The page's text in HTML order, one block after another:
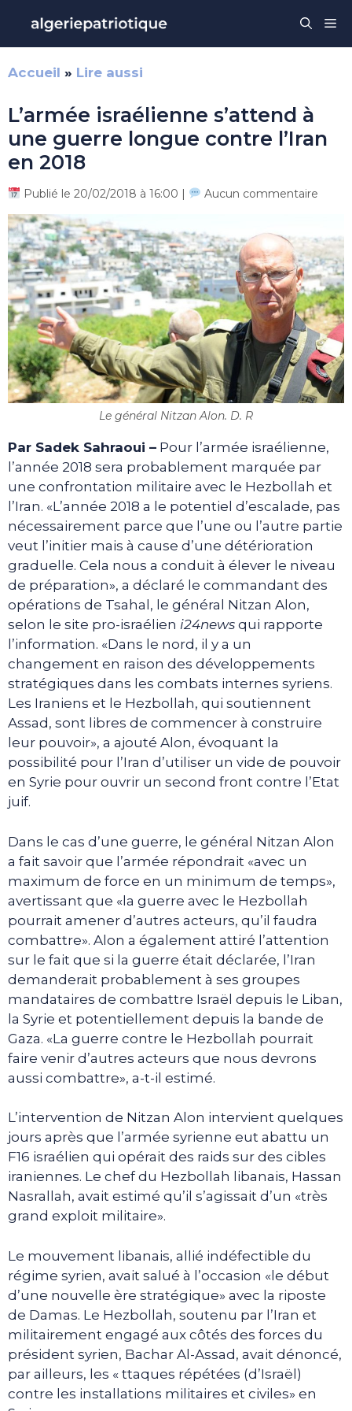
contenu
Accueil » Lire aussi
L’armée israélienne s’attend à
une guerre longue contre l’Iran
en 2018
Publié le 20/02/2018 à 16:00 | Aucun commentaire
Le général Nitzan Alon. D. R
Par Sadek Sahraoui – Pour l’armée israélienne,
l’année 2018 sera probablement marquée par
une confrontation militaire avec le Hezbollah et
l’Iran. «L’année 2018 a le potentiel d’escalade, pas
nécessairement parce que l’une ou l’autre partie
veut l’initier mais à cause d’une détérioration
graduelle. Cela nous a conduit à élever le niveau
de préparation», a déclaré le commandant des
opérations de Tsahal, le général Nitzan Alon,
selon le site pro-israélien i24news qui rapporte
l’information. «Dans le nord, il y a un
changement en raison des développements
stratégiques dans les combats internes syriens.
Les Iraniens et le Hezbollah, qui soutiennent
Assad, sont libres de commencer à construire
leur pouvoir», a ajouté Alon, évoquant la
possibilité pour l’Iran d’utiliser un vide de pouvoir
en Syrie pour ouvrir un second front contre l’Etat
juif.
Dans le cas d’une guerre, le général Nitzan Alon
a fait savoir que l’armée répondrait «avec un
maximum de force en un minimum de temps»,
avertissant que «la guerre avec le Hezbollah
pourrait amener d’autres acteurs, qu’il faudra
combattre». Alon a également attiré l’attention
sur le fait que si la guerre était déclarée, l’Iran
demanderait probablement à ses groupes
mandataires de combattre Israël depuis le Liban,
la Syrie et potentiellement depuis la bande de
Gaza. «La guerre contre le Hezbollah pourrait
faire venir d’autres acteurs que nous devrons
aussi combattre», a-t-il estimé.
L’intervention de Nitzan Alon intervient quelques
jours après que l’armée syrienne eut abattu un
F16 israélien qui opérait des raids sur des cibles
iraniennes. Le chef du Hezbollah libanais, Hassan
Nasrallah, avait estimé qu’il s’agissait d’un «très
grand exploit militaire».
Le mouvement libanais, allié indéfectible du
régime syrien, avait salué à l’occasion «le début
d’une nouvelle ère stratégique» avec la riposte
de Damas. Le Hezbollah, soutenu par l’Iran et
militairement engagé aux côtés des forces du
président syrien, Bachar Al-Assad, avait dénoncé,
par ailleurs, les « ttaques répétées (d’Israël)
contre les installations militaires et civiles» en